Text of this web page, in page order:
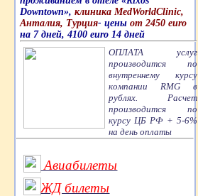
Downtown», клиника MedWorldClinic,
Анталия, Турция- цены от 2450 euro
на 7 дней, 4100 euro 14 дней
ОПЛАТА услуг
производится по
внутреннему курсу
компании RMG в
рублях. Расчет
производится по
курсу ЦБ РФ + 5-6%
на день оплаты
Авиабилеты
ЖД билеты